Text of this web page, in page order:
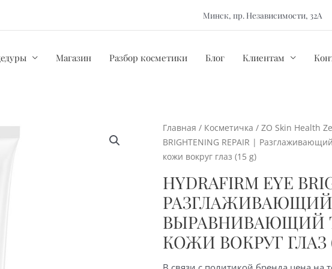
Минск, пр. Независимости,
Магазин Разбор косметики Блог Клиентам
Главная / Косметичка / ZO Skin Health
BRIGHTENING REPAIR |
кожи вокруг глаз (15 g)
HYDRAFIRM EYE
ВЫРАВНИВАЮЩИЙ
КОЖИ ВОКРУГ ГЛАЗ